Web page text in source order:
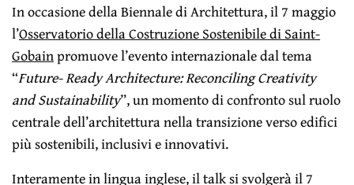
In occasione della Biennale di Architettura, il 7 maggio
l’Osservatorio della Costruzione Sostenibile di Saint-
Gobainpromuove l’evento internazionale dal tema
“Future- Ready Architecture: Reconciling Creativity
and Sustainability”, un momento di confronto sul ruolo
centrale dell’architettura nella transizione verso edifici
più sostenibili, inclusivi e innovativi.
Interamente in lingua inglese, il talk si svolgerà il 7